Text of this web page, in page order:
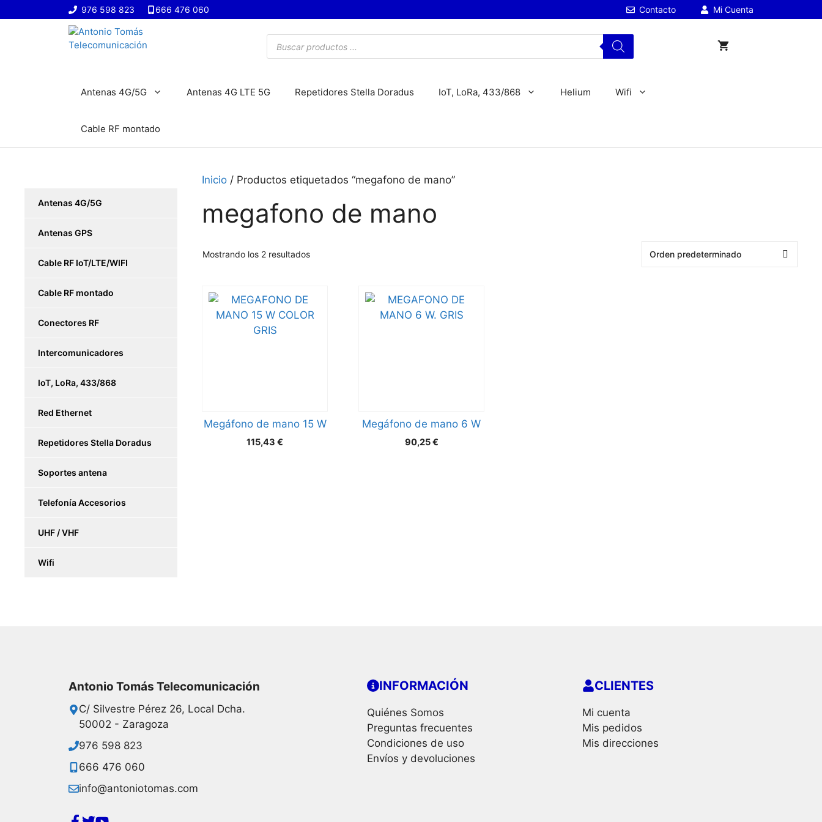
al
976 598 823 666 476 060 Contacto Mi Cuenta
Búsqueda
de
productos
Antenas 4G/5G Antenas 4G LTE 5G Repetidores Stella Doradus IoT, LoRa, 433/868 Helium Wifi
Cable RF montado
Inicio / Productos etiquetados “megafono de mano”
megafono de mano
Mostrando los 2 resultados
Megáfono de mano 15 W
115,43 €
Megáfono de mano 6 W
90,25€
Antenas 4G/5G
Antenas GPS
Cable RF IoT/LTE/WIFI
Cable RF montado
Conectores RF
Intercomunicadores
IoT, LoRa, 433/868
Red Ethernet
Repetidores Stella Doradus
Soportes antena
Telefonía Accesorios
UHF / VHF
Wifi
Antonio Tomás Telecomunicación
C/ Silvestre Pérez 26, Local Dcha.
50002 - Zaragoza
976 598 823
666 476 060
info@antoniotomas.com
INFORMACIÓN
Quiénes Somos
Preguntas frecuentes
Condiciones de uso
Envíos y devoluciones
CLIENTES
Mi cuenta
Mis pedidos
Mis direcciones